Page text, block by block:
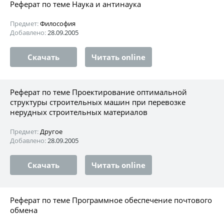
Реферат по теме Наука и антинаука
Предмет:Философия
Добавлено:28.09.2005
Скачать Читать online
Реферат по теме Проектирование оптимальной
структуры строительных машин при перевозке
нерудных строительных материалов
Предмет:Другое
Добавлено:28.09.2005
Скачать Читать online
Реферат по теме Программное обеспечение почтового
обмена